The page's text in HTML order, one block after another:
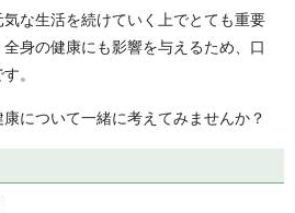
な生活を続けていく上でとても重要
身の健康にも影響を与えるため、口
。
について一緒に考えてみませんか？